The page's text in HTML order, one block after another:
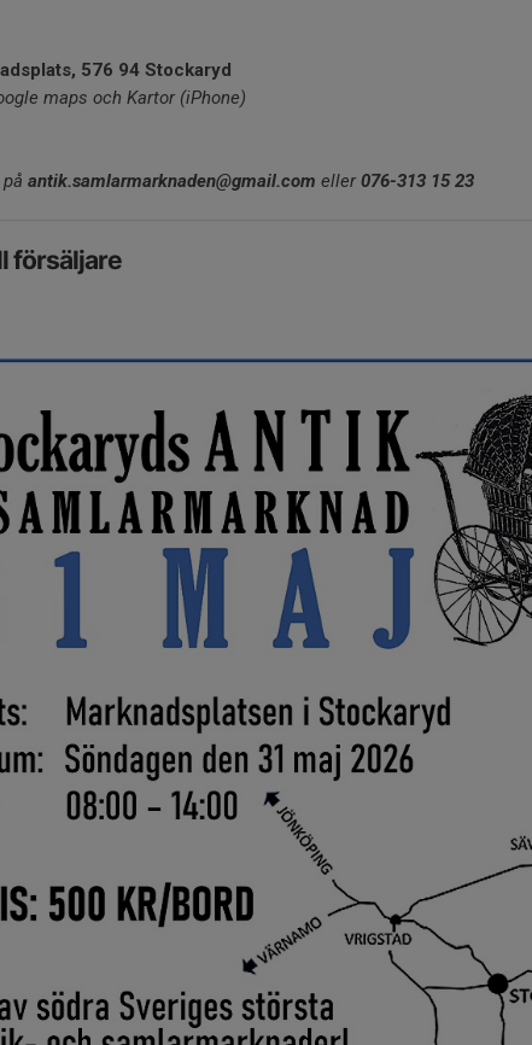
576 94 Stockaryd
maps och Kartor (iPhone)
antik.samlarmarknaden@gmail.com eller 076-313 15 23
försäljare